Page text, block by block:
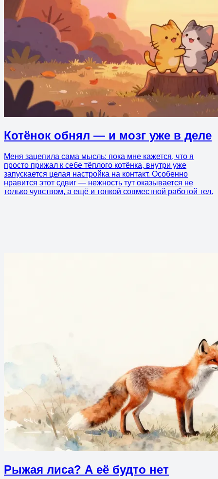
Котёнок обнял — и мозг уже в деле
Меня зацепила сама мысль: пока мне кажется, что я
просто прижал к себе тёплого котёнка, внутри уже
запускается целая настройка на контакт. Особенно
нравится этот сдвиг — нежность тут оказывается не
только чувством, а ещё и тонкой совместной работой тел.
Рыжая лиса? А её будто нет